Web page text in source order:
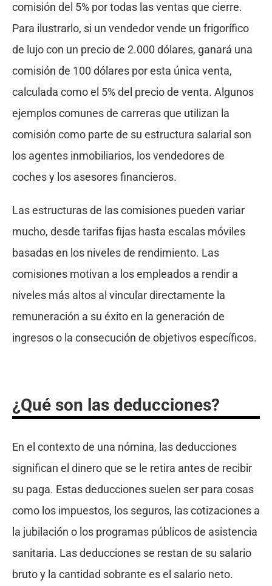
comisión del 5% por todas las ventas que cierre.
Para ilustrarlo, si un vendedor vende un frigorífico
de lujo con un precio de 2.000 dólares, ganará una
comisión de 100 dólares por esta única venta,
calculada como el 5% del precio de venta. Algunos
ejemplos comunes de carreras que utilizan la
comisión como parte de su estructura salarial son
los agentes inmobiliarios, los vendedores de
coches y los asesores financieros.
Las estructuras de las comisiones pueden variar
mucho, desde tarifas fijas hasta escalas móviles
basadas en los niveles de rendimiento. Las
comisiones motivan a los empleados a rendir a
niveles más altos al vincular directamente la
remuneración a su éxito en la generación de
ingresos o la consecución de objetivos específicos.
¿Qué son las deducciones?
En el contexto de una nómina, las deducciones
significan el dinero que se le retira antes de recibir
su paga. Estas deducciones suelen ser para cosas
como los impuestos, los seguros, las cotizaciones a
la jubilación o los programas públicos de asistencia
sanitaria. Las deducciones se restan de su salario
bruto y la cantidad sobrante es el salario neto.